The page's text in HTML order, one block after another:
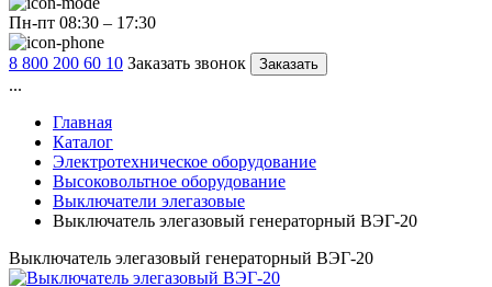
Пн-пт 08:30 – 17:30
8 800 200 60 10 Заказать звонок Заказать
...
Главная
Каталог
Электротехническое оборудование
Высоковольтное оборудование
Выключатели элегазовые
Выключатель элегазовый генераторный ВЭГ-20
Выключатель элегазовый генераторный ВЭГ-20